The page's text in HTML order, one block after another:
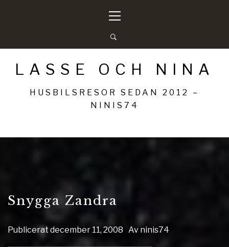
meny
LASSE OCH NINA
HUSBILSRESOR SEDAN 2012 –
NINIS74
Snygga Zandra
Publicerat december 11, 2008 Av ninis74